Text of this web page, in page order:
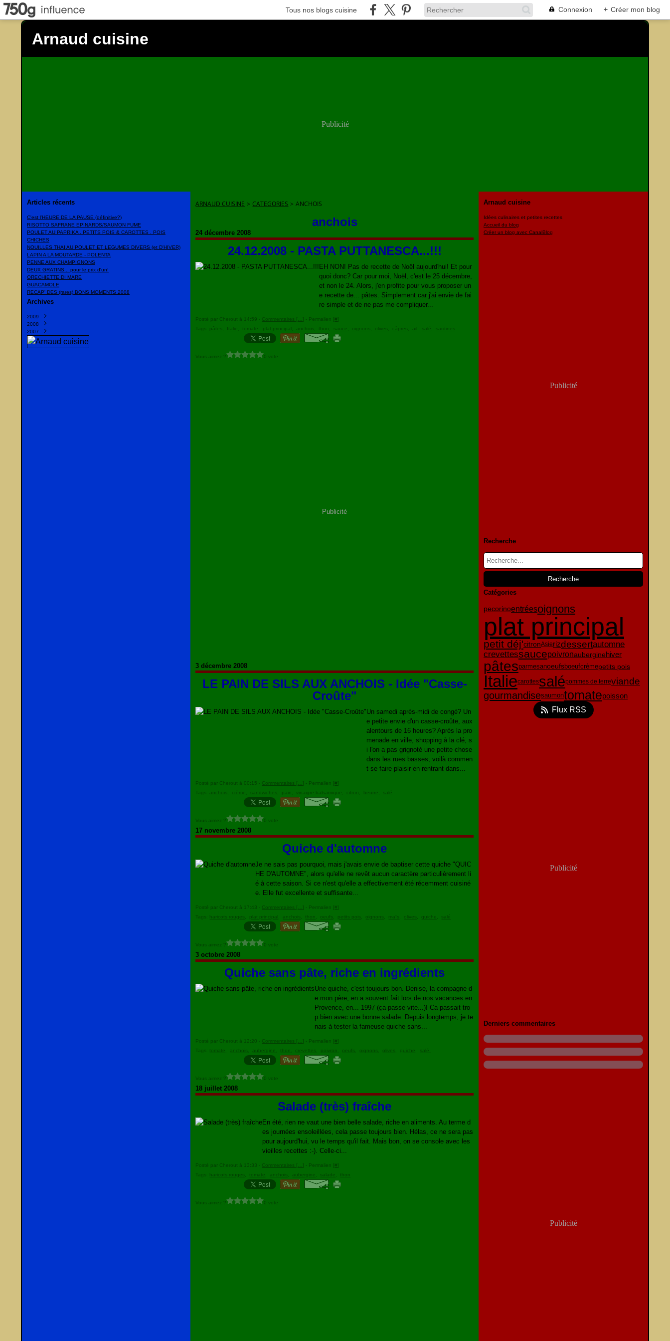
Tous nos blogs cuisine Connexion + Créer mon blog
Arnaud cuisine
Publicité
Articles récents
C'est l'HEURE DE LA PAUSE (définitive?)
RISOTTO SAFRANE EPINARDS/SAUMON FUME
POULET AU PAPRIKA . PETITS POIS & CAROTTES . POIS
CHICHES
NOUILLES THAI AU POULET ET LEGUMES DIVERS (et D'HIVER)
LAPIN A LA MOUTARDE - POLENTA
PENNE AUX CHAMPIGNONS
DEUX GRATINS... pour le prix d'un!
ORECHIETTE DI MARE
GUACAMOLE
RECAP' DES (rares) BONS MOMENTS 2008
Archives
2009
Mars
Février
Janvier(10)
2008
Décembre
Novembre(10)
2007
Décembre(20)
ARNAUD CUISINE > CATEGORIES > ANCHOIS
anchois
24 décembre 2008
24.12.2008 - PASTA PUTTANESCA...!!!
EH NON! Pas de recette de Noël aujourd'hui! Et pour
quoi donc? Car pour moi, Noël, c'est le 25 décembre,
et non le 24. Alors, j'en profite pour vous proposer un
e recette de... pâtes. Simplement car j'ai envie de fai
re simple et de ne pas me compliquer...
Posté par Cherout à 14:59 - Commentaires [ …] - Permalien [#]
Tags: pâtes Italie ,tomate plat principal anchois ,thon sauce oignons olives câpres ail salé sardines
Vous aimez ? 0 vote
Publicité
3 décembre 2008
LE PAIN DE SILS AUX ANCHOIS - Idée "Casse-
Croûte"
Un samedi après-midi de congé? Un
e petite envie d'un casse-croûte, aux
alentours de 16 heures? Après la pro
menade en ville, shopping à la clé, s
i l'on a pas grignoté une petite chose
dans les rues basses, voilà commen
t se faire plaisir en rentrant dans...
Posté par Cherout à 00:15 - Commentaires [ …] - Permalien [#]
Tags: anchois crème sandwiches pain ,vinaigre balsamique citron beurre salé
Vous aimez ? 0 vote
17 novembre 2008
Quiche d'automne
Je ne sais pas pourquoi, mais j'avais envie de baptiser cette quiche "QUIC
HE D'AUTOMNE", alors qu'elle ne revêt aucun caractère particulièrement li
é à cette saison. Si ce n'est qu'elle a effectivement été récemment cuisiné
e. Elle fut excellente et suffisante...
Posté par Cherout à 17:43 - Commentaires [ …] - Permalien [#]
Tags: haricots rouges plat principal anchois ,thon oeufs petits pois oignons maïs olives quiche salé
Vous aimez ? 0 vote
3 octobre 2008
Quiche sans pâte, riche en ingrédients
Une quiche, c'est toujours bon. Denise, la compagne d
e mon père, en a souvent fait lors de nos vacances en
Provence, en... 1997 (ça passe vite...)! Ca passait tro
p bien avec une bonne salade. Depuis longtemps, je te
nais à tester la fameuse quiche sans...
Posté par Cherout à 12:20 - Commentaires [ …] - Permalien [#]
Tags:tomate anchois aubergine ,thon crevettes poivron oeufs oignons olives quiche salé.
Vous aimez ? 0 vote
18 juillet 2008
Salade (très) fraîche
En été, rien ne vaut une bien belle salade, riche en aliments. Au terme d
es journées ensoleillées, cela passe toujours bien. Hélas, ce ne sera pas
pour aujourd'hui, vu le temps qu'il fait. Mais bon, on se console avec les
vieilles recettes :-). Celle-ci...
Posté par Cherout à 13:33 - Commentaires [ …] - Permalien [#]
Tags: haricots rouges ,tomate anchois aubergine salade ,thon
Vous aimez ? 0 vote
Arnaud cuisine
Idées culinaires et petites recettes
Accueil du blog
Créer un blog avec CanalBlog
Publicité
Recherche
Catégories
pecorinoentréesoignons
plat principal
petit déj'citronAsierizdessertautomne
crevettessaucepoivronauberginehiver
pâtesparmesanoeufsboeufcrèmepetits pois
Italiecarottessalépommes de terreviande
gourmandisesaumontomatepoisson
Flux RSS
Publicité
Derniers commentaires
Publicité